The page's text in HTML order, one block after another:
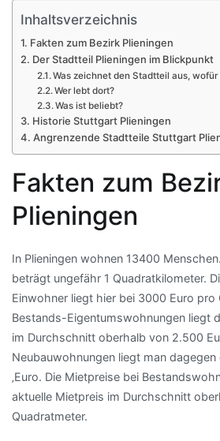
Inhaltsverzeichnis
Fakten zum Bezirk Plieningen
Der Stadtteil Plieningen im Blickpunkt
Was zeichnet den Stadtteil aus,
Wer lebt dort?
Was ist beliebt?
Historie Stuttgart Plieningen
Angrenzende Stadtteile Stuttgart
Fakten zum
Plieningen
In Plieningen wohnen 13400
beträgt ungefähr 1 Quadratkilometer.
Einwohner liegt hier bei 3000 Euro pro
Bestands-Eigentumswohnungen liegt
im Durchschnitt oberhalb von 2.500
Neubauwohnungen liegt man
‚Euro. Die Mietpreise bei
aktuelle Mietpreis im Durchschnitt
Quadratmeter.